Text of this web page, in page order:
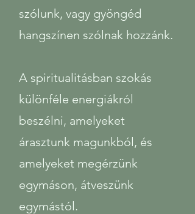
szólunk, vagy gyöngéd
hangszínen szólnak hozzánk.
A spiritualitásban szokás
különféle energiákról
beszélni, amelyeket
árasztunk magunkból, és
amelyeket megérzünk
egymáson, átveszünk
egymástól.